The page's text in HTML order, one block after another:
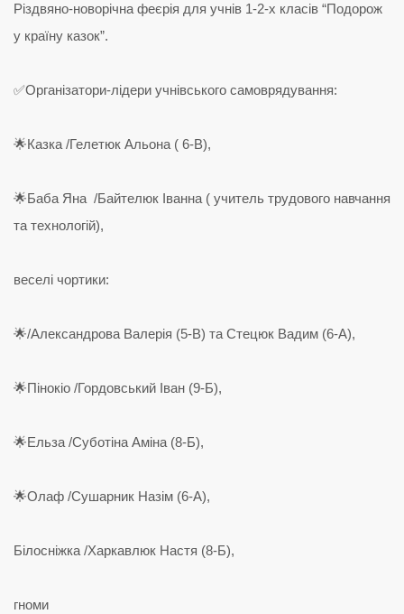
Різдвяно-новорічна феєрія для учнів 1-2-х класів “Подорож
у країну казок”.
✅Організатори-лідери учнівського самоврядування:
🌟Казка /Гелетюк Альона ( 6-В),
🌟Баба Яна /Байтелюк Іванна ( учитель трудового навчання
та технологій),
веселі чортики:
🌟/Александрова Валерія (5-В) та Стецюк Вадим (6-А),
🌟Пінокіо /Гордовський Іван (9-Б),
🌟Ельза /Суботіна Аміна (8-Б),
🌟Олаф /Сушарник Назім (6-А),
Білосніжка /Харкавлюк Настя (8-Б),
гноми